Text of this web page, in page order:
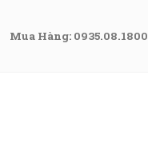
Mua Hàng: 0935.08.1800